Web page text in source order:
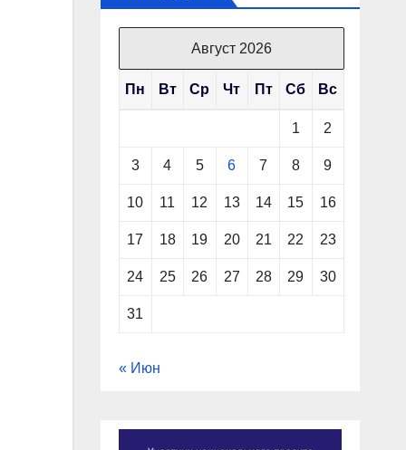
Август 2026
Пн Вт Ср Чт Пт Сб Вс
1 2
3 4 5 6 7 8 9
10 11 12 13 14 15 16
17 18 19 20 21 22 23
24 25 26 27 28 29 30
31
« Июн